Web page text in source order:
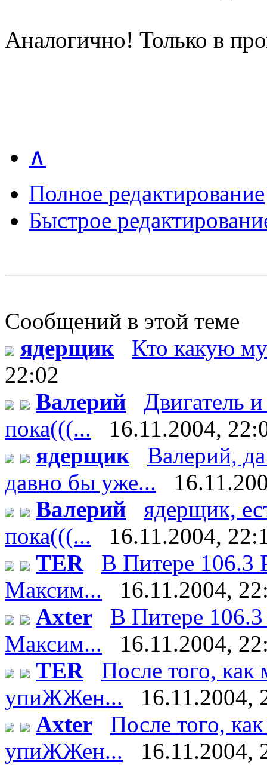
Аналогично! Только в
∧
Полное редактирование
Быстрое
Сообщений в этой теме
ядерщик
Кто какую
22:02
Валерий
Двигатель
пока(((...
16.11.2004,
ядерщик
Валерий,
давно бы уже...
Валерий
ядерщик,
пока(((...
16.11.2004,
TER
В Питере 106.3
Максим...
16.11.2004,
Axter
В Питере
Максим...
16.11.2004,
TER
После того,
упиЖЖен...
16.11.2004,
Axter
После того,
упиЖЖен...
16.11.2004,